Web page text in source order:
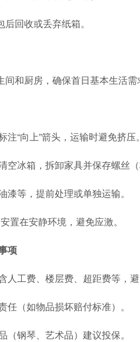
回收或丢弃纸箱。
和厨房，确保首日基本生活需
注“向上”箭头，运输时避免挤压
空冰箱，拆卸家具并保存螺丝
漆等，提前处理或单独运输。
置在安静环境，避免应激。
项
人工费、楼层费、超距费等，
任（如物品损坏赔付标准）。
（钢琴、艺术品）建议投保。